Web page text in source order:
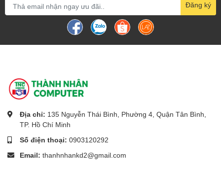
Đăng ký
Địa chỉ: 135 Nguyễn Thái Bình, Phường 4, Quận Tân Bình,
TP. Hồ Chí Minh
Số điện thoại: 0903120292
Email: thanhnhankd2@gmail.com